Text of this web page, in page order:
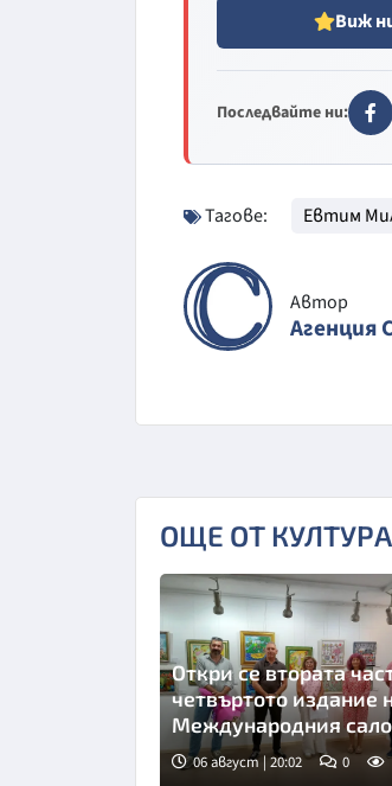
Виж
Последвайте ни:
Тагове: Евтим
Автор
Агенция
ОЩЕ ОТ КУЛТУРА
Откри се втората
четвъртото издание
Международния
"Интуитив -
06 август | 20:02 0